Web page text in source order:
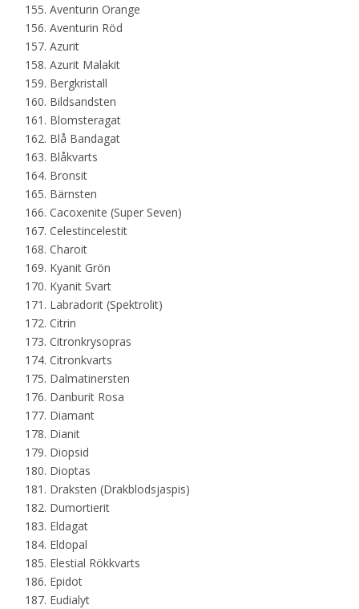
Aventurin Orange
Aventurin Röd
Azurit
Azurit Malakit
Bergkristall
Bildsandsten
Blomsteragat
Blå Bandagat
Blåkvarts
Bronsit
Bärnsten
Cacoxenite (Super Seven)
Celestincelestit
Charoit
Kyanit Grön
Kyanit Svart
Labradorit (Spektrolit)
Citrin
Citronkrysopras
Citronkvarts
Dalmatinersten
Danburit Rosa
Diamant
Dianit
Diopsid
Dioptas
Draksten (Drakblodsjaspis)
Dumortierit
Eldagat
Eldopal
Elestial Rökkvarts
Epidot
Eudialyt